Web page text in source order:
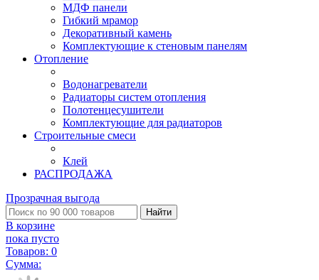
МДФ панели
Гибкий мрамор
Декоративный камень
Комплектующие к стеновым панелям
Отопление
Водонагреватели
Радиаторы систем отопления
Полотенцесушители
Комплектующие для радиаторов
Строительные смеси
Клей
РАСПРОДАЖА
Прозрачная выгода
Найти
В корзине
пока пусто
Товаров: 0
Сумма: